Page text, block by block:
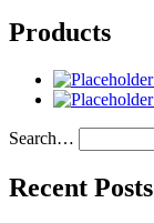
Products
Search…
Recent Posts